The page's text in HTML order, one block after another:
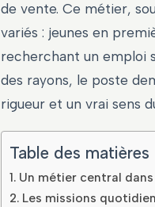
de vente. Ce métier,
variés : jeunes en
recherchant un emploi
des rayons, le poste
rigueur et un vrai sens
Table des matières
Un métier central
Les missions